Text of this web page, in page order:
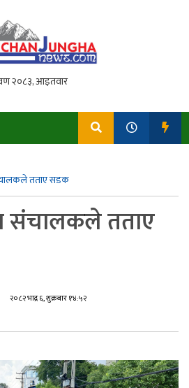
तताए सडक
संचालकले तताए
२०८२ भाद्र ६, शुक्रबार १४:५२